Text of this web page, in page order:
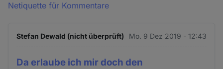
Netiquette für Kommentare
Stefan Dewald (nicht überprüft) Mo. 9 Dez 2019 - 12:43
Da erlaube ich mir doch den